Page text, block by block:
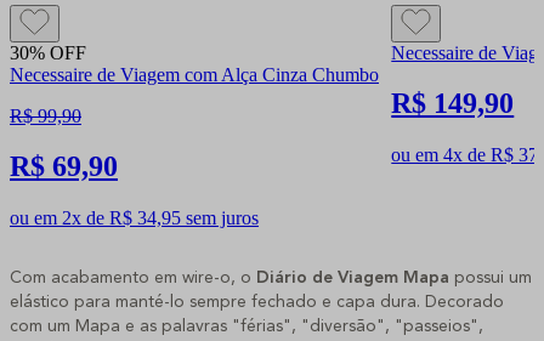
30% OFF
Necessaire de Viagem com Alça Cinza Chumbo
R$ 99,90
R$ 69,90
ou em 2x de R$ 34,95 sem juros
Necessaire de
R$ 149,90
ou em 4x de R$
Com acabamento em wire-o, o Diário de Viagem Mapa possui um
elástico para manté-lo sempre fechado e capa dura. Decorado
com um Mapa e as palavras "férias", "diversão", "passeios",